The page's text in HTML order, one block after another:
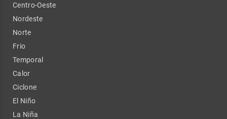
Centro-Oeste
Nordeste
Norte
Frio
Temporal
Calor
Ciclone
El Niño
La Niña